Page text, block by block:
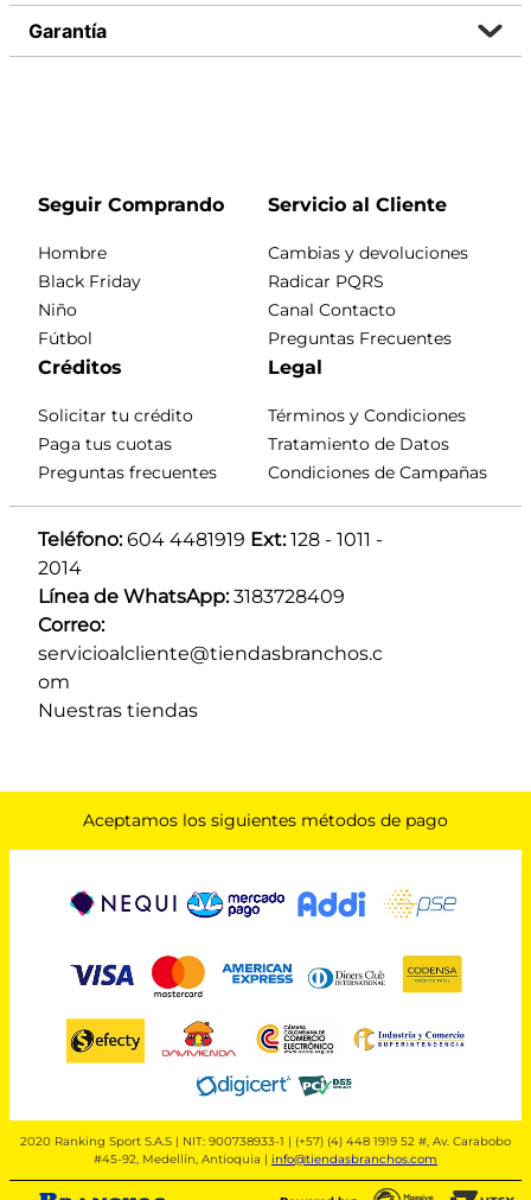
Garantía
Seguir Comprando
Hombre
Black Friday
Niño
Fútbol
Servicio al Cliente
Cambias y devoluciones
Radicar PQRS
Canal Contacto
Preguntas Frecuentes
Créditos
Solicitar tu crédito
Paga tus cuotas
Preguntas frecuentes
Legal
Términos y Condiciones
Tratamiento de Datos
Condiciones de Campañas
Teléfono: 604 4481919 Ext: 128 - 1011 -
2014
Línea de WhatsApp: 3183728409
Correo:
servicioalcliente@tiendasbranchos.c
om
Nuestras tiendas
Aceptamos los siguientes métodos de pago
2020 Ranking Sport S.A.S | NIT: 900738933-1 | (+57) (4) 448 1919 52 #, Av. Carabobo
#45-92, Medellín, Antioquia | info@tiendasbranchos.com